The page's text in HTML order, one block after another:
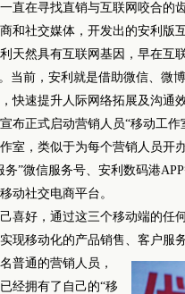
直在寻找直销与互联网咬合的
和社交媒体，开发出的安利版
然具有互联网基因，早在互
当前，安利就是借助微信、微
快速提升人际网络拓展及沟通效
正式启动营销人员“移动工作
室，类似于为每个营销人员开
务”微信服务号、安利数码港
动社交电商平台。
好，通过这三个移动端的任
现移动化的产品销售、客户服
通的营销人员，
经拥有了自己的“移